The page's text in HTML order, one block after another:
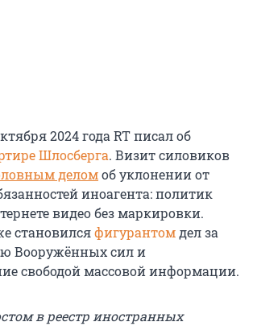
2024 года RT писал об
Шлосберга. Визит силовиков
деломоб уклонении от
иноагента: политик
видео без маркировки.
становилсяфигурантомдел за
Вооружённых сил и
свободой массовой информации.
в реестр иностранных